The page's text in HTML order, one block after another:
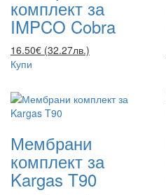
комплект за
IMPCO Cobra
16.50€ (32.27лв.)
Купи
Мембрани
комплект за
Kargas T90